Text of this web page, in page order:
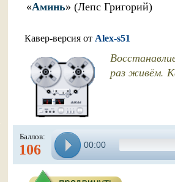
«Аминь» (Лепс Григорий)
Кавер-версия от Alex-s51
раз живём.
Баллов:
106 00:00